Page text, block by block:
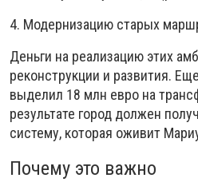
4. Модернизацию старых
Деньги на реализацию этих
реконструкции и развития.
выделил 18 млн евро на
результате город должен
систему, которая оживит
Почему это важно